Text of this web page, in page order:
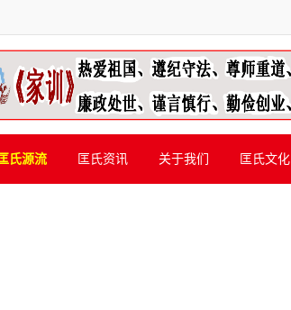
氏源流 匡氏资讯 关于我们 匡氏文化